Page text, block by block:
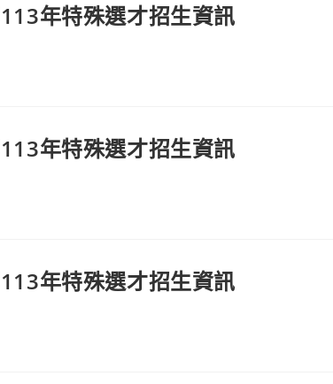
113年特殊選才招生資訊
113年特殊選才招生資訊
113年特殊選才招生資訊